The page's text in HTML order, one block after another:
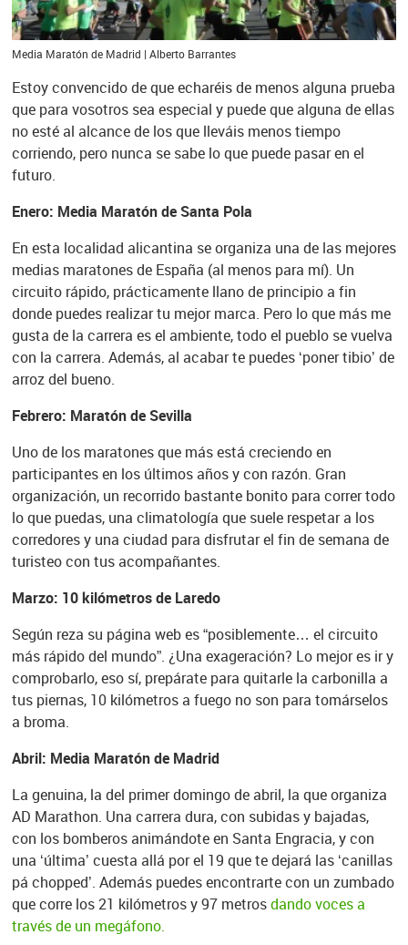
Media Maratón de Madrid | Alberto Barrantes
Estoy convencido de que echaréis de menos alguna prueba
que para vosotros sea especial y puede que alguna de ellas
no esté al alcance de los que lleváis menos tiempo
corriendo, pero nunca se sabe lo que puede pasar en el
futuro.
Enero: Media Maratón de Santa Pola
En esta localidad alicantina se organiza una de las mejores
medias maratones de España (al menos para mí). Un
circuito rápido, prácticamente llano de principio a fin
donde puedes realizar tu mejor marca. Pero lo que más me
gusta de la carrera es el ambiente, todo el pueblo se vuelva
con la carrera. Además, al acabar te puedes ‘poner tibio’ de
arroz del bueno.
Febrero: Maratón de Sevilla
Uno de los maratones que más está creciendo en
participantes en los últimos años y con razón. Gran
organización, un recorrido bastante bonito para correr todo
lo que puedas, una climatología que suele respetar a los
corredores y una ciudad para disfrutar el fin de semana de
turisteo con tus acompañantes.
Marzo: 10 kilómetros de Laredo
Según reza su página web es “posiblemente… el circuito
más rápido del mundo”. ¿Una exageración? Lo mejor es ir y
comprobarlo, eso sí, prepárate para quitarle la carbonilla a
tus piernas, 10 kilómetros a fuego no son para tomárselos
a broma.
Abril: Media Maratón de Madrid
La genuina, la del primer domingo de abril, la que organiza
AD Marathon. Una carrera dura, con subidas y bajadas,
con los bomberos animándote en Santa Engracia, y con
una ‘última’ cuesta allá por el 19 que te dejará las ‘canillas
pá chopped’. Además puedes encontrarte con un zumbado
que corre los 21 kilómetros y 97 metrosdando voces a
través de un megáfono.